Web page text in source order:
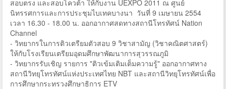
สอบตรง และสอบโควต้า ให้กับงาน UEXPO 2011 ณ ศูนย์
นิทรรศการและการประชุมไบเทคบางนา วันที่ 9 เมษายน 2554
เวลา 16.30 - 18.00 น. ออกอากาศสดทางสถานีโทรทัศน์ Nation
Channel
- วิทยากรในการติวเตรียมตัวสอบ 9 วิชาสามัญ (วิชาคณิตศาสตร์)
ให้กับโรงเรียนเตรียมอุดมศึกษาพัฒนาการสุวรรณภูมิ
- วิทยากรรับเชิญ รายการ "ติวเข้มเติมเต็มความรู้" ออกอากาศทาง
สถานีวิทยุโทรทัศน์แห่งประเทศไทย NBT และสถานีวิทยุโทรทัศน์เพื่อ
การศึกษากระทรวงศึกษาธิการ ETV